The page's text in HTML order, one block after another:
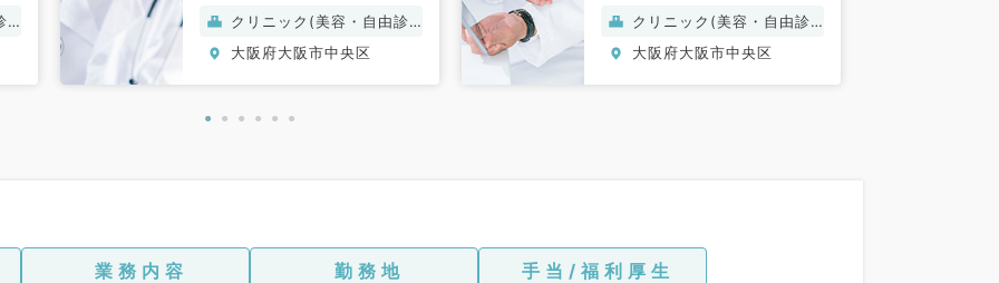
クリニック(美容・自由診
療）
大阪府大阪市中央区
クリニック(美容・自由診
療）
大阪府大阪市中央区
業務内容 勤務地 手当/福利厚生